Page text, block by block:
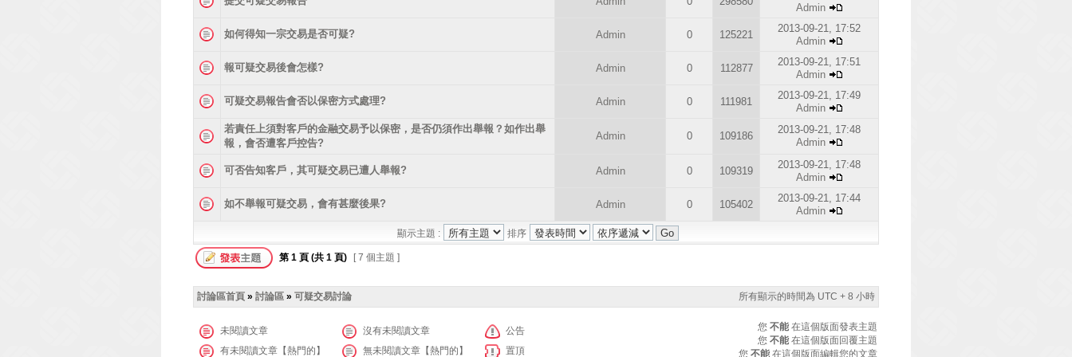
Admin
如何得知一宗交易是否可疑? Admin 0 125221
2013-09-21, 17:52
Admin
報可疑交易後會怎樣? Admin 0 112877
2013-09-21, 17:51
Admin
可疑交易報告會否以保密方式處理? Admin 0 111981
2013-09-21, 17:49
Admin
若責任上須對客戶的金融交易予以保密，是否仍須作出舉報？如作出舉
報，會否遭客戶控告?
Admin 0 109186
2013-09-21, 17:48
Admin
可否告知客戶，其可疑交易已遭人舉報? Admin 0 109319
2013-09-21, 17:48
Admin
如不舉報可疑交易，會有甚麼後果? Admin 0 105402
2013-09-21, 17:44
Admin
顯示主題 : 排序
第 1 頁 (共 1 頁) [ 7 個主題 ]
討論區首頁 » 討論區 » 可疑交易討論 所有顯示的時間為 UTC + 8 小時
未閱讀文章 沒有未閱讀文章
公告
有未閱讀文章【熱門的】
無未閱讀文章【熱門的】 置頂
您 不能 在這個版面發表主題
您 不能 在這個版面回覆主題
您 不能 在這個版面編輯您的文章